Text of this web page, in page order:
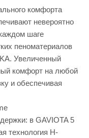
комфорта
невероятно
шаге
пеноматериалов
Увеличенный
комфорт на любой
и обеспечивая
в GAVIOTA 5
технология H-